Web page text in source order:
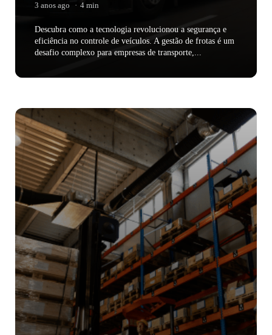
3 anos ago 4 min
Descubra como a tecnologia revolucionou a segurança e
eficiência no controle de veículos. A gestão de frotas é um
desafio complexo para empresas de transporte,...